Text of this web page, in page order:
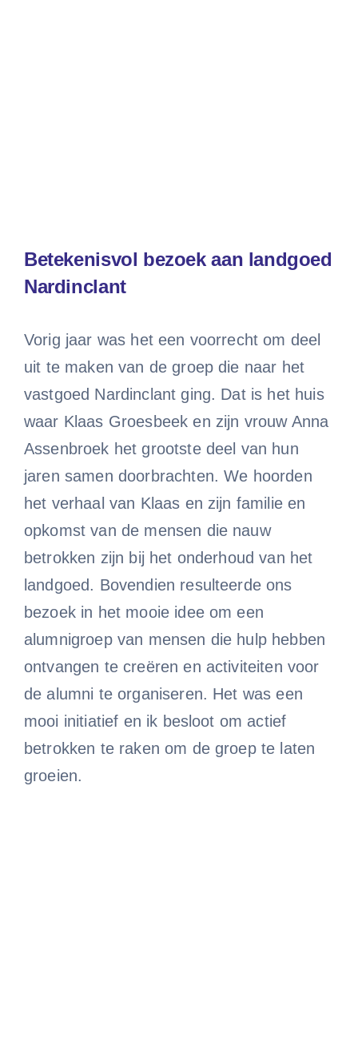
Betekenisvol bezoek aan landgoed
Nardinclant
Vorig jaar was het een voorrecht om deel
uit te maken van de groep die naar het
vastgoed Nardinclant ging. Dat is het huis
waar Klaas Groesbeek en zijn vrouw Anna
Assenbroek het grootste deel van hun
jaren samen doorbrachten. We hoorden
het verhaal van Klaas en zijn familie en
opkomst van de mensen die nauw
betrokken zijn bij het onderhoud van het
landgoed. Bovendien resulteerde ons
bezoek in het mooie idee om een
alumnigroep van mensen die hulp hebben
ontvangen te creëren en activiteiten voor
de alumni te organiseren. Het was een
mooi initiatief en ik besloot om actief
betrokken te raken om de groep te laten
groeien.